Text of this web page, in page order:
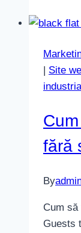
| Site
fără
By
Cum
Guests